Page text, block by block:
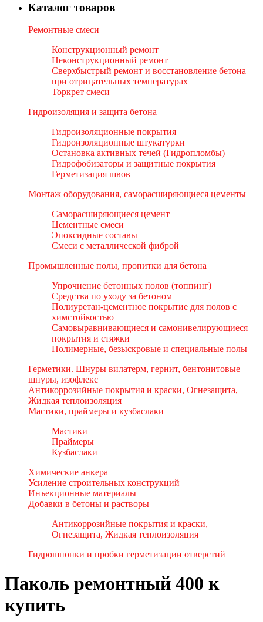
Каталог товаров
Ремонтные смеси
Конструкционный ремонт
Неконструкционный ремонт
Сверхбыстрый ремонт и восстановление бетона
при отрицательных температурах
Торкрет смеси
Гидроизоляция и защита бетона
Гидроизоляционные покрытия
Гидроизоляционные штукатурки
Остановка активных течей (Гидропломбы)
Гидрофобизаторы и защитные покрытия
Герметизация швов
Монтаж оборудования, саморасширяющиеся цементы
Саморасширяющиеся цемент
Цементные смеси
Эпоксидные составы
Смеси с металлической фиброй
Промышленные полы, пропитки для бетона
Упрочнение бетонных полов (топпинг)
Средства по уходу за бетоном
Полиуретан-цементное покрытие для полов с
химстойкостью
Самовыравнивающиеся и самонивелирующиеся
покрытия и стяжки
Полимерные, безыскровые и специальные полы
Герметики. Шнуры вилатерм, гернит, бентонитовые
шнуры, изофлекс
Антикоррозийные покрытия и краски, Огнезащита,
Жидкая теплоизоляция
Мастики, праймеры и кузбаслаки
Мастики
Праймеры
Кузбаслаки
Химические анкера
Усиление строительных конструкций
Инъекционные материалы
Добавки в бетоны и растворы
Антикоррозийные покрытия и краски,
Огнезащита, Жидкая теплоизоляция
Гидрошпонки и пробки герметизации отверстий
Паколь ремонтный 400 к
купить